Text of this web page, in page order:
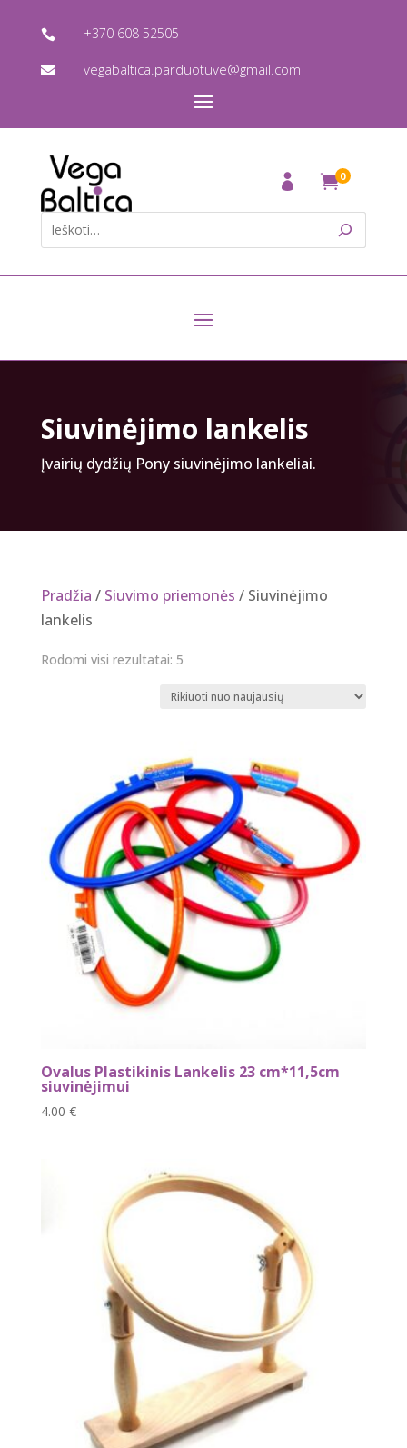
 +370 608 52505
 vegabaltica.parduotuve@gmail.com
0
Siuvinėjimo lankelis
Įvairių dydžių Pony siuvinėjimo lankeliai.
Pradžia / Siuvimo priemonės / Siuvinėjimo
lankelis
Rodomi visi rezultatai: 5Rūšiuojama
Ovalus Plastikinis Lankelis 23 cm*11,5cm
siuvinėjimui
4.00 €